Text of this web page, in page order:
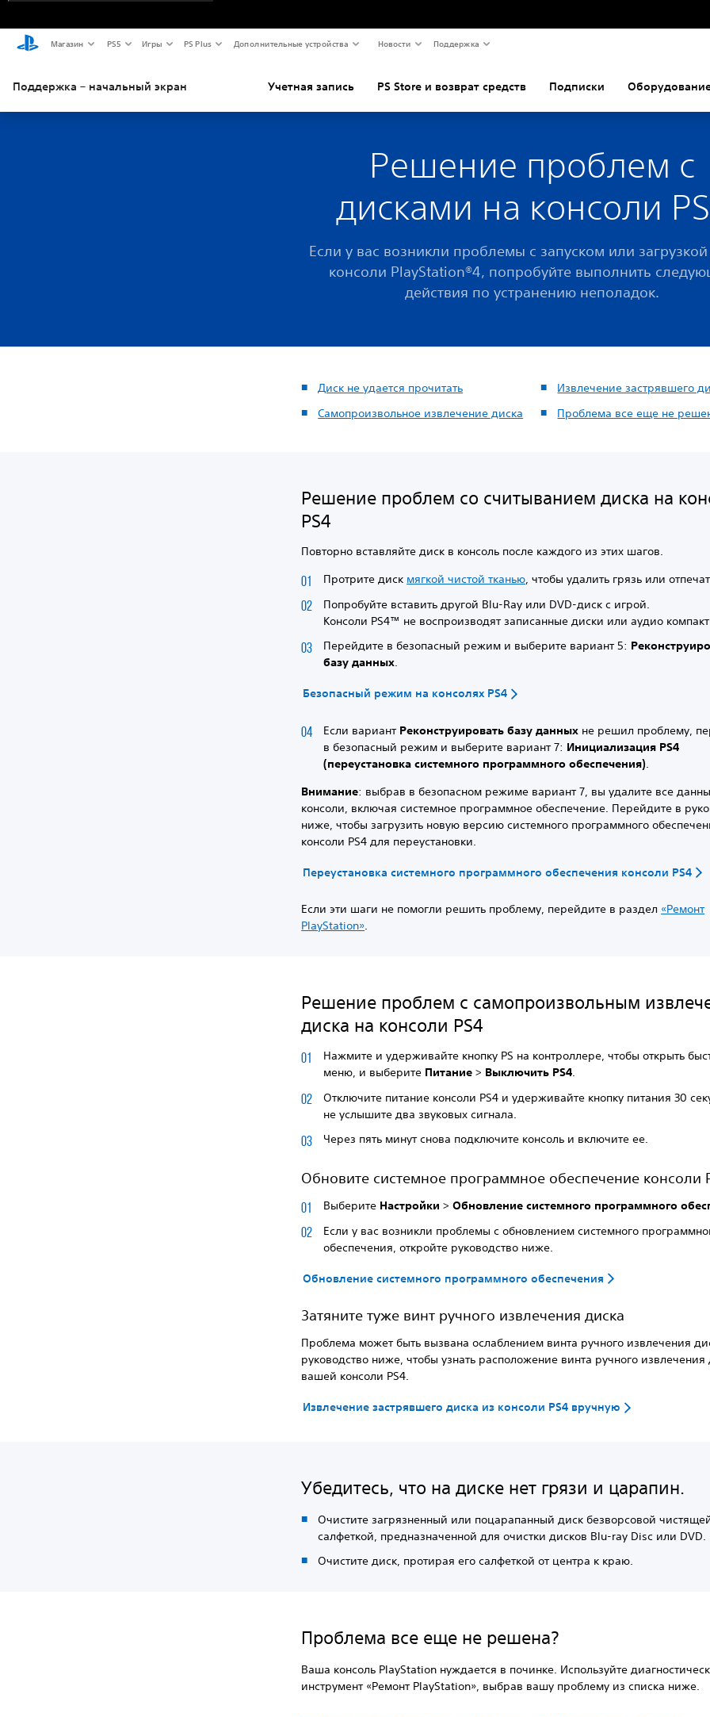
Магазин PS5 Игры PS Plus Дополнительные устройства Новости Поддержка
Поддержка – начальный экран Учетная запись PS Store и возврат средств Подписки
Решение проблем с
дисками на консоли
Если у вас возникли проблемы с запуском или
консоли PlayStation®4, попробуйте выполнить
действия по устранению неполадок.
Диск не удается прочитать
Самопроизвольное извлечение диска
Извлечение застрявшего
Проблема все еще не
Решение проблем со считыванием диска на
PS4
Повторно вставляйте диск в консоль после каждого из этих шагов.
Протрите диск мягкой чистой тканью, чтобы удалить грязь или
Попробуйте вставить другой Blu-Ray или DVD-диск с игрой.
Консоли PS4™ не воспроизводят записанные диски или аудио
Перейдите в безопасный режим и выберите вариант 5:
базу данных.
Безопасный режим на консолях PS4
Если вариант Реконструировать базу данных не решил проблему,
в безопасный режим и выберите вариант 7: Инициализация PS4
(переустановка системного программного обеспечения)
Внимание: выбрав в безопасном режиме вариант 7, вы удалите все
консоли, включая системное программное обеспечение. Перейдите в
ниже, чтобы загрузить новую версию системного программного
консоли PS4 для переустановки.
Переустановка системного программного обеспечения консоли PS4
Если эти шаги не помогли решить проблему, перейдите в раздел «Ремонт
PlayStation».
Решение проблем с самопроизвольным
диска на консоли PS4
Нажмите и удерживайте кнопку PS на контроллере, чтобы открыть
меню, и выберите Питание > Выключить PS4.
Отключите питание консоли PS4 и удерживайте кнопку питания 30
не услышите два звуковых сигнала.
Через пять минут снова подключите консоль и включите ее.
Обновите системное программное обеспечение консоли
Выберите Настройки >Обновление системного программного
Если у вас возникли проблемы с обновлением системного
обеспечения, откройте руководство ниже.
Обновление системного программного обеспечения
Затяните туже винт ручного извлечения диска
Проблема может быть вызвана ослаблением винта ручного извлечения
руководство ниже, чтобы узнать расположение винта ручного извлечения
вашей консоли PS4.
Извлечение застрявшего диска из консоли PS4 вручную
Убедитесь, что на диске нет грязи и царапин.
Очистите загрязненный или поцарапанный диск безворсовой
салфеткой, предназначенной для очистки дисков Blu-ray Disc или DVD.
Очистите диск, протирая его салфеткой от центра к краю.
Проблема все еще не решена?
Ваша консоль PlayStation нуждается в починке. Используйте
инструмент «Ремонт PlayStation», выбрав вашу проблему из списка ниже.